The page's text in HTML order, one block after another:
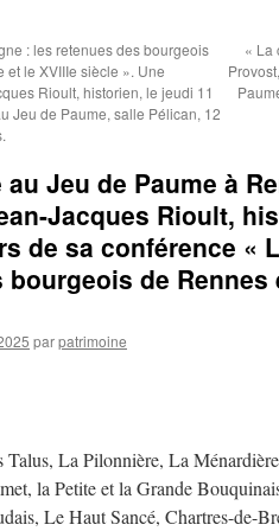
: les retenues des bourgeois
et le XVIIIe siècle ». Une
Rioult, historien, le jeudi 11
Jeu de Paume, salle Pélican, 12
« La
Jeu de Paume à
Jacques Rioult,
de sa conférence «
de Rennes
parpatrimoine
Talus, La Pilonnière, La
la Petite et la Grande
Le Haut Sancé, Chartres-de-